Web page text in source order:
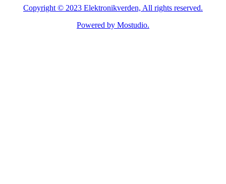
Copyright © 2023 Elektronikverden, All rights reserved.
Powered by Mostudio.